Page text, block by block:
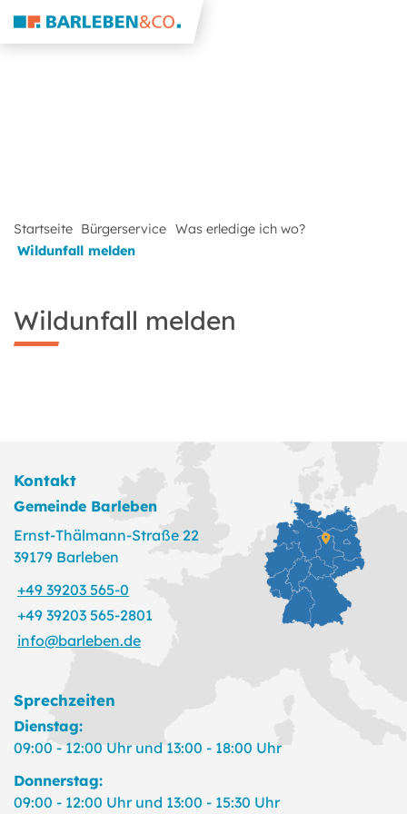
Startseite Bürgerservice Was erledige ich wo?
Wildunfall melden
Wildunfall melden
Kontakt
Gemeinde Barleben
Ernst-Thälmann-Straße 22
39179 Barleben
+49 39203 565-0
+49 39203 565-2801
info@barleben.de
Sprechzeiten
Dienstag:
09:00 - 12:00 Uhr und 13:00 - 18:00 Uhr
Donnerstag:
09:00 - 12:00 Uhr und 13:00 - 15:30 Uhr